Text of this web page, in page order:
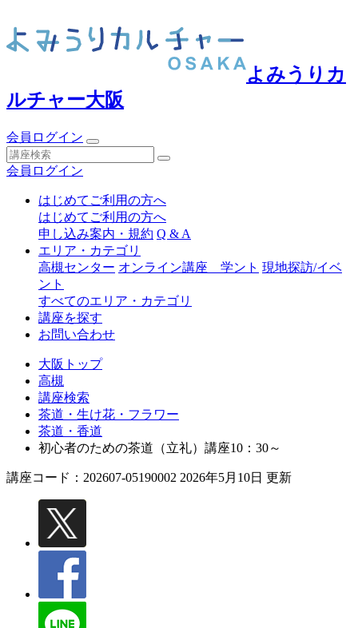
よみうりカ
ルチャー大阪
会員ログイン
会員ログイン
はじめてご利用の方へ
はじめてご利用の方へ
申し込み案内・規約 Q & A
エリア・カテゴリ
高槻センター オンライン講座 学ント 現地探訪/イベ
ント
すべてのエリア・カテゴリ
講座を探す
お問い合わせ
大阪トップ
高槻
講座検索
茶道・生け花・フラワー
茶道・香道
初心者のための茶道（立礼）講座10：30～
講座コード：202607-05190002 2026年5月10日 更新